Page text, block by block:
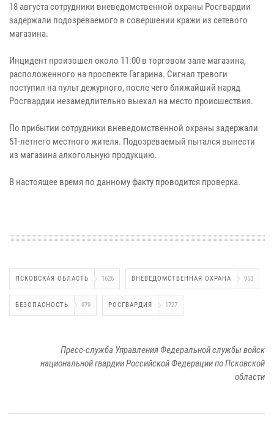
18 августа сотрудники вневедомственной охраны Росгвардии
задержали подозреваемого в совершении кражи из сетевого
магазина.
Инцидент произошел около 11:00 в торговом зале магазина,
расположенного на проспекте Гагарина. Сигнал тревоги
поступил на пульт дежурного, после чего ближайший наряд
Росгвардии незамедлительно выехал на место происшествия.
По прибытии сотрудники вневедомственной охраны задержали
51-летнего местного жителя. Подозреваемый пытался вынести
из магазина алкогольную продукцию.
В настоящее время по данному факту проводится проверка.
ПСКОВСКАЯ ОБЛАСТЬ 1626 ВНЕВЕДОМСТВЕННАЯ ОХРАНА 953
БЕЗОПАСНОСТЬ 979 РОСГВАРДИЯ 1727
Пресс-служба Управления Федеральной службы войск
национальной гвардии Российской Федерации по Псковской
области